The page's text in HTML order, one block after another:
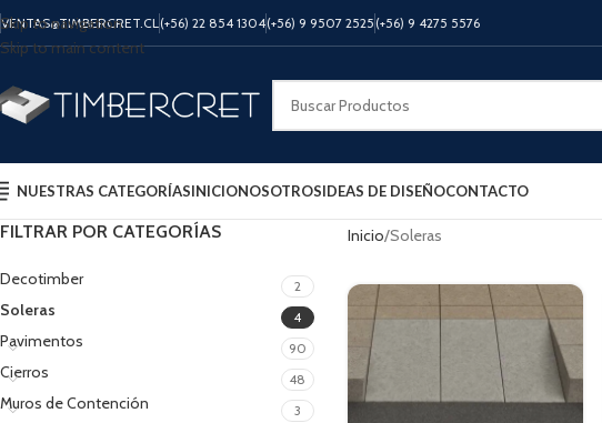
Skip to navigation
Skip to main content
VENTAS@TIMBERCRET.CL (+56) 22 854 1304(+56) 9 9507 2525(+56) 9 4275 5576
NUESTRAS CATEGORÍASINICIONOSOTROSIDEAS DE DISEÑOCONTACTO
FILTRAR POR CATEGORÍAS
Decotimber 2
Soleras 4
Pavimentos 90
Cierros 48
Muros de Contención 3
Inicio Soleras